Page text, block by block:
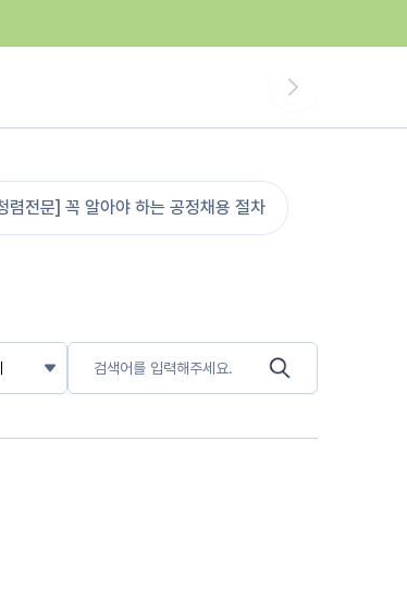
렴전문] 꼭 알아야 하는 공정채용 절차